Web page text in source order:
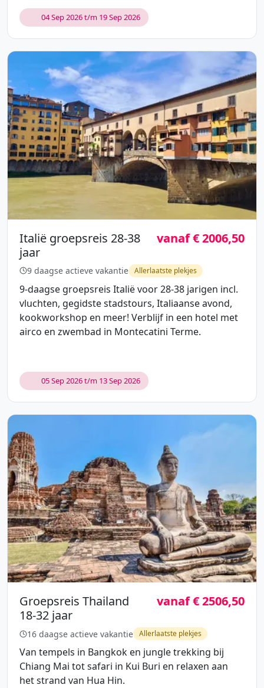
04 Sep 2026 t/m 19 Sep 2026
Italië groepsreis 28-38
jaar
vanaf € 2006,50
9 daagse actieve vakantie Allerlaatste plekjes
9-daagse groepsreis Italië voor 28-38 jarigen incl.
vluchten, gegidste stadstours, Italiaanse avond,
kookworkshop en meer! Verblijf in een hotel met
airco en zwembad in Montecatini Terme.
05 Sep 2026 t/m 13 Sep 2026
Groepsreis Thailand
18-32 jaar
vanaf € 2506,50
16 daagse actieve vakantie Allerlaatste plekjes
Van tempels in Bangkok en jungle trekking bij
Chiang Mai tot safari in Kui Buri en relaxen aan
het strand van Hua Hin.